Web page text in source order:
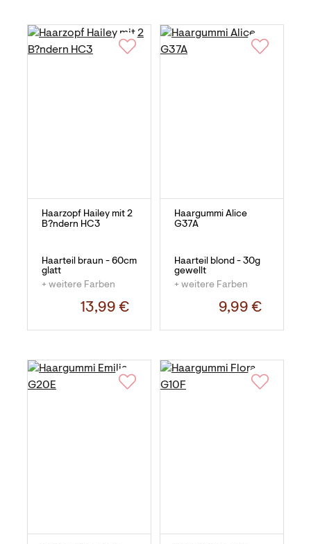
Haarzopf Hailey mit 2
B?ndern HC3
Haarteil braun - 60cm
glatt
+ weitere Farben
13,99 €
Haargummi Alice
G37A
Haarteil blond - 30g
gewellt
+ weitere Farben
9,99 €